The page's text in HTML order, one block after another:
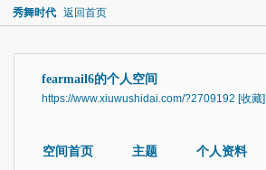
秀舞时代 返回首页
fearmail6的个人空间
https://www.xiuwushidai.com/?2709192 [收藏]
空间首页 主题 个人资料